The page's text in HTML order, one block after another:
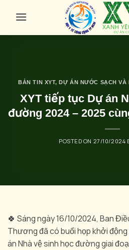
BẢN TIN XYT, DỰ ÁN NƯỚC SẠCH
XYT tiếp tục Dự án
đường 2024 – 2025
POSTED ON 27/10/2024
🍀 Sáng ngày 16/10/2024, Ban
Thương đã có buổi họp khởi
án Nhà vệ sinh học đường giai